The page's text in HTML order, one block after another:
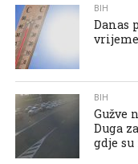
BIH
Danas
vrijeme
BIH
Gužve
Duga
gdje